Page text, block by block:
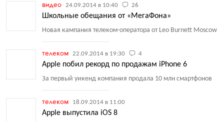
видео 24.09.2014 в 10:40 26
Школьные обещания от «МегаФона»
Новая кампания телеком-оператора от Leo Burnett Moscow
телеком 22.09.2014 в 19:30 4
Apple побил рекорд по продажам iPhone 6
За первый уикенд компания продала 10 млн смартфонов
телеком 18.09.2014 в 11:00
Apple выпустила iOS 8